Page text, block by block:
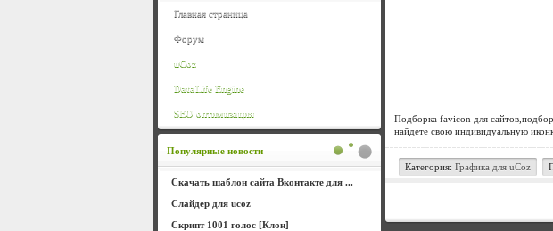
Подборка favicon для
найдете свою индивидуальную
Категория: Графика для uCoz
Главная страница
Форум
uCoz
DataLife Engine
SEO оптимизация
Популярные новости
Скачать шаблон сайта Вконтакте для ...
Слайдер для ucoz
Скрипт 1001 голос [Клон]